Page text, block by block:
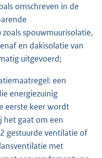
omschreven in de
spouwmuurisolatie,
en dakisolatie van
uitgevoerd;
een
energiezuinig
eerste keer wordt
het gaat om een
gestuurde ventilatie of
met